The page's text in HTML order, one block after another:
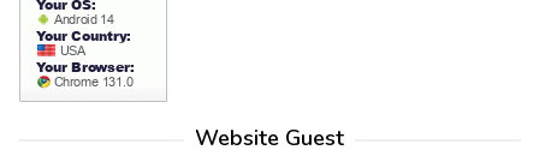
Website Guest